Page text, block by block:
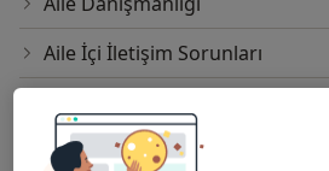
Aile İçi İletişim Sorunları
Alzheimer Testi